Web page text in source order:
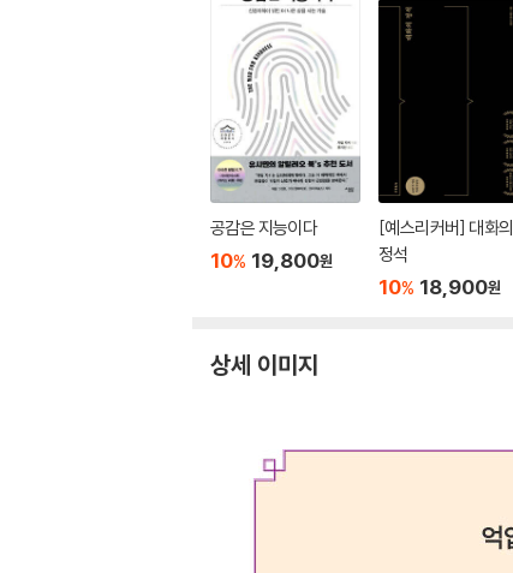
공감은 지능이다
10% 19,800원
[예스리커버] 대화의
정석
10% 18,900원
상세 이미지